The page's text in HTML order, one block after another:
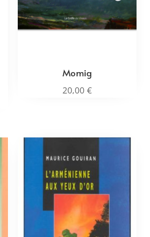
Momig
20,00 €